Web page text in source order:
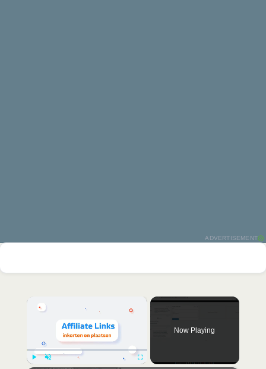
ADVERTISEMENT
Now Playing